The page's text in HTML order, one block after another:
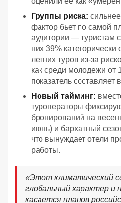
Группы риска:
фактор бьет по самой
аудитории — туристам
них 39% категорически
летних туров из-за
как среди молодежи от
показатель составляет
Новый тайминг:
туроператоры
бронирований на
июнь) и бархатный
что вынуждает отели
работы.
«Этот климатический
глобальный характер и
касается планов